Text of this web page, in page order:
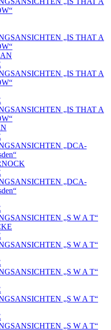
„IS THAT A
„IS THAT A
„IS THAT A
„DCA-
„DCA-
„S W A T“
„S W A T“
„S W A T“
„S W A T“
„S W A T“